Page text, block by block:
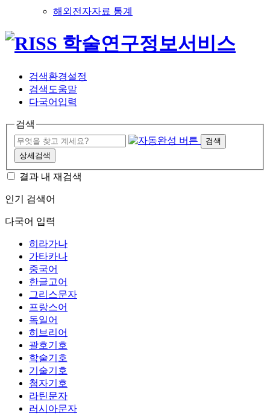
해외전자자료 통계
검색환경설정
검색도움말
다국어입력
검색
검색
상세검색
결과 내 재검색
인기 검색어
다국어 입력
히라가나
가타카나
중국어
한글고어
그리스문자
프랑스어
독일어
히브리어
괄호기호
학술기호
기술기호
첨자기호
라틴문자
러시아문자